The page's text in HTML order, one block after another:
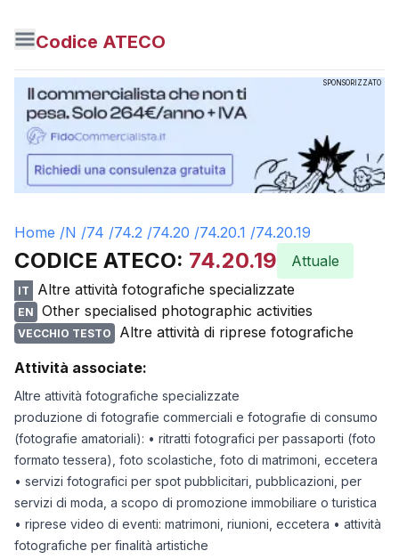
Codice ATECO
SPONSORIZZATO
Home /N /74 /74.2 /74.20 /74.20.1 /74.20.19
CODICE ATECO: 74.20.19 Attuale
IT Altre attività fotografiche specializzate
EN Other specialised photographic activities
VECCHIO TESTO
Altre attività di riprese fotografiche
Attività associate:
Altre attività fotografiche specializzate
produzione di fotografie commerciali e fotografie di consumo
(fotografie amatoriali): • ritratti fotografici per passaporti (foto
formato tessera), foto scolastiche, foto di matrimoni, eccetera
• servizi fotografici per spot pubblicitari, pubblicazioni, per
servizi di moda, a scopo di promozione immobiliare o turistica
• riprese video di eventi: matrimoni, riunioni, eccetera • attività
fotografiche per finalità artistiche